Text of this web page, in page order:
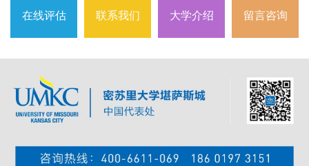
在线评估 联系我们 大学介绍 留言咨询